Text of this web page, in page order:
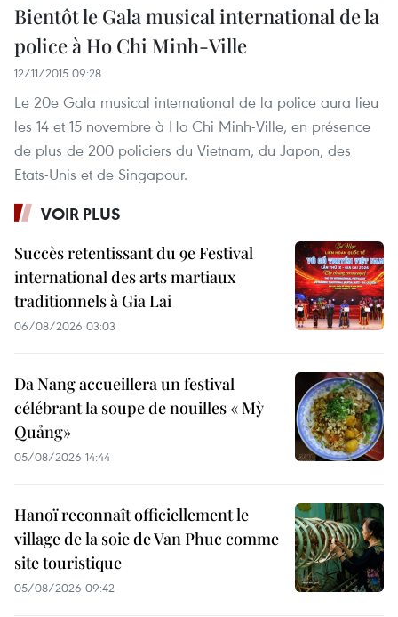
Bientôt le Gala musical international de la
police à Ho Chi Minh-Ville
12/11/2015 09:28
Le 20e Gala musical international de la police aura lieu
les 14 et 15 novembre à Ho Chi Minh-Ville, en présence
de plus de 200 policiers du Vietnam, du Japon, des
Etats-Unis et de Singapour.
VOIR PLUS
Succès retentissant du 9e Festival
international des arts martiaux
traditionnels à Gia Lai
06/08/2026 03:03
Da Nang accueillera un festival
célébrant la soupe de nouilles « Mỳ
Quảng»
05/08/2026 14:44
Hanoï reconnaît officiellement le
village de la soie de Van Phuc comme
site touristique
05/08/2026 09:42